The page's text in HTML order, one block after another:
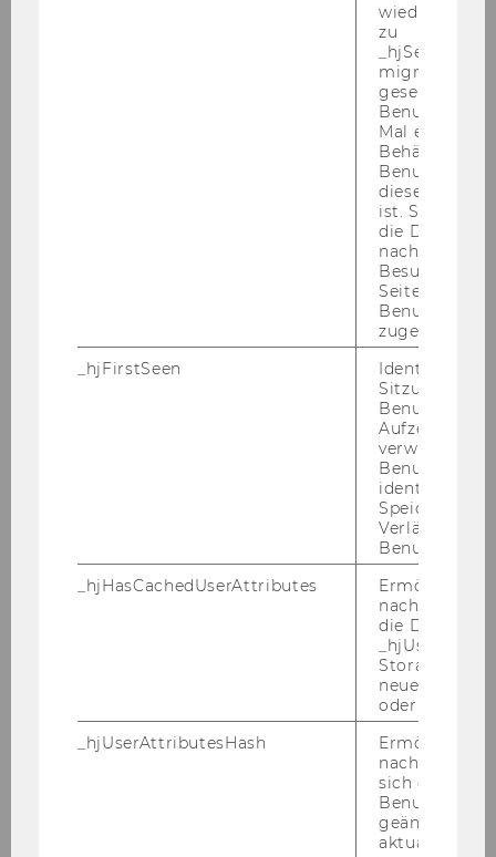
Praxis-Workshop: AI/Künstliche Intelligenz für
Workshop Resilienz: Thema Selbstfürsorge -
Workshop Resilienz: Thema Selbstfürsorge
Workshop: NPO und Steuern – aus der
Workshop Einführung in das Email-Marketing
Workshop: Design Thinking und Service
Design für NPOs
Workshop: Berufliche Veränderungen und ihre
Workshop Selbstorganisation und
zu
migrieren.
gesetzt,
Benutzer
Mal eine
Behält die
Benutzer-ID
diese Seite
ist. Stellt
die Daten von
Besuchen
Seite
Benutzer-ID
zugeordnet
_hjFirstSeen
Identifiziert
Sitzung eines
Benutzers.
verwendet,
identifizieren.
Verlängert
_hjHasCachedUserAttributes
Ermöglicht
die Daten in
Storage auf
neuesten
oder nicht.
_hjUserAttributesHash
Ermöglicht
sich ein
geändert hat
aktualisiert